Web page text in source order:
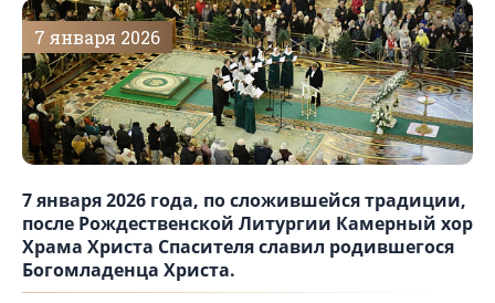
7 января 2026
7 января 2026 года, по сложившейся традиции,
после Рождественской Литургии Камерный хор
Храма Христа Спасителя славил родившегося
Богомладенца Христа.